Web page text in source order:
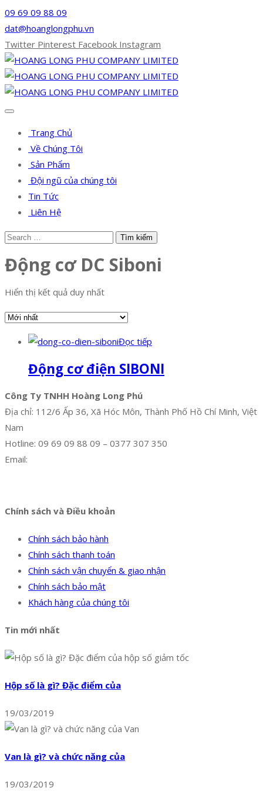
09 69 09 88 09
dat@hoanglongphu.vn
Twitter Pinterest Facebook Instagram
Trang Chủ
Về Chúng Tôi
Sản Phẩm
Đội ngũ của chúng tôi
Tin Tức
Liên Hệ
Động cơ DC Siboni
Hiển thị kết quả duy nhất
Đọc tiếp
Động cơ điện SIBONI
Công Ty TNHH Hoàng Long Phú
Địa chỉ: 112/6 Ấp 36, Xã Hóc Môn, Thành Phố Hồ Chí Minh, Việt
Nam
Hotline: 09 69 09 88 09 – 0377 307 350
Email:
Chính sách và Điều khoản
Chính sách bảo hành
Chính sách thanh toán
Chính sách vận chuyển & giao nhận
Chính sách bảo mật
Khách hàng của chúng tôi
Tin mới nhất
Hộp số là gì? Đặc điểm của
19/03/2019
Van là gì? và chức năng của
19/03/2019